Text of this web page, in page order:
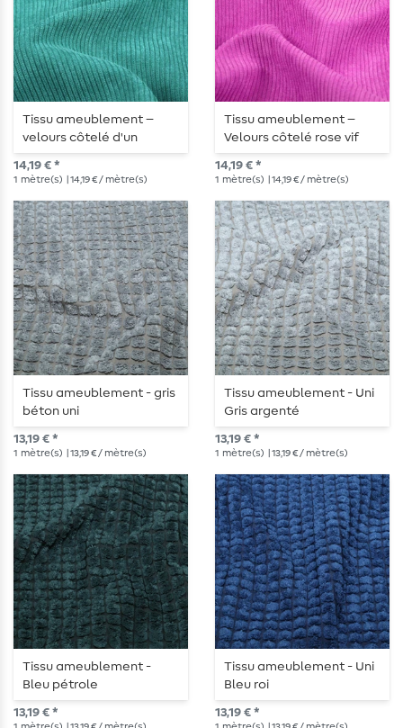
Tissu ameublement –
velours côtelé d'un
turquoise foncé profond
14,19 € *
1 mètre(s) | 14,19 € / mètre(s)
Tissu ameublement –
Velours côtelé rose vif
14,19 € *
1 mètre(s) | 14,19 € / mètre(s)
Tissu ameublement - gris
béton uni
13,19 € *
1 mètre(s) | 13,19 € / mètre(s)
Tissu ameublement - Uni
Gris argenté
13,19 € *
1 mètre(s) | 13,19 € / mètre(s)
Tissu ameublement -
Bleu pétrole
13,19 € *
Tissu ameublement - Uni
Bleu roi
13,19 € *